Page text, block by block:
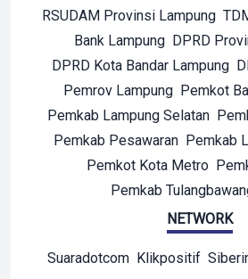
RSUDAM Provinsi Lampung
Bank Lampung DPRD
DPRD Kota Bandar Lampung
Pemrov Lampung Pemkot
Pemkab Lampung Selatan
Pemkab Pesawaran Pemkab
Pemkot Kota Metro
Pemkab
NETWORK
Suaradotcom Klikpositif